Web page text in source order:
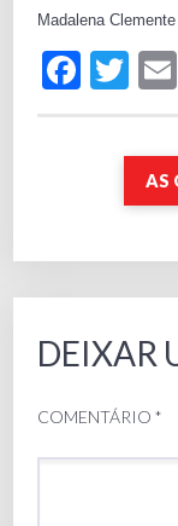
Madalena
AS
DEIXAR
COMENTÁRIO*